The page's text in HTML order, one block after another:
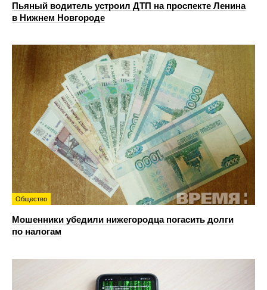
Пьяный водитель устроил ДТП на проспекте Ленина
в Нижнем Новгороде
Общество
Мошенники убедили нижегородца погасить долги
по налогам